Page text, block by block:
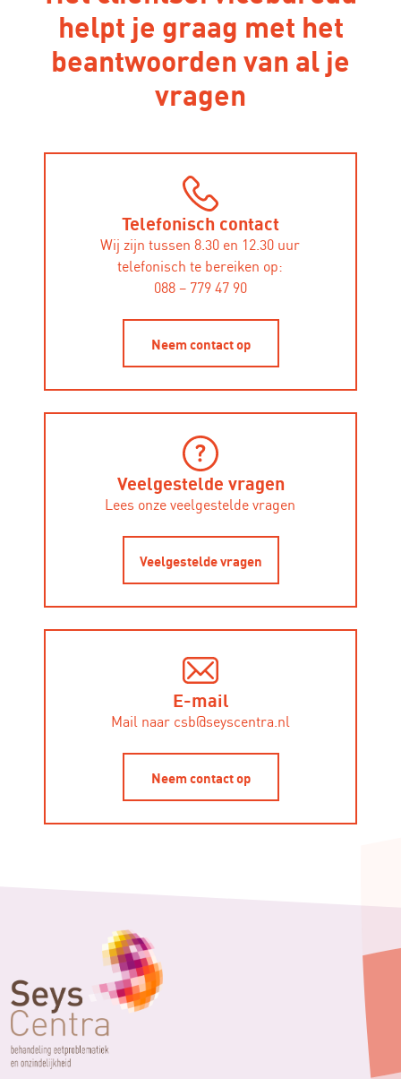
helpt je graag met het
beantwoorden van al je
vragen
Telefonisch contact
Wij zijn tussen 8.30 en 12.30 uur
telefonisch te bereiken op:
088 – 779 47 90
Neem contact op
Veelgestelde vragen
Lees onze veelgestelde vragen
Veelgestelde vragen
E-mail
Mail naar csb@seyscentra.nl
Neem contact op